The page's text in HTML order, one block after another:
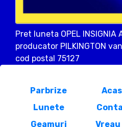
Pret luneta OPEL
producator PILKINGTON
cod postal 75127
Parbrize
Lunete
Geamuri
Vreau